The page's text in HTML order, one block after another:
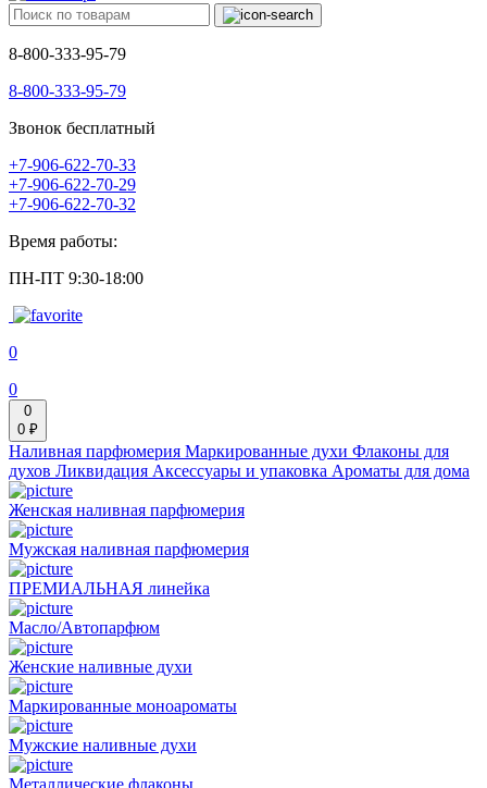
8-800-333-95-79
8-800-333-95-79
Звонок бесплатный
+7-906-622-70-33
+7-906-622-70-29
+7-906-622-70-32
Время работы:
ПН-ПТ 9:30-18:00
0
0
0
0 ₽
Наливная парфюмерия Маркированные духи Флаконы для
духов Ликвидация Аксессуары и упаковка Ароматы для дома
Женская наливная парфюмерия
Мужская наливная парфюмерия
ПРЕМИАЛЬНАЯ линейка
Масло/Автопарфюм
Женские наливные духи
Маркированные моноароматы
Мужские наливные духи
Металлические флаконы